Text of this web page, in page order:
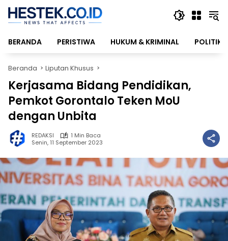
Langsung
konten
BERANDA
PERISTIWA HUKUM & KRIMINAL POLITIK
Beranda Liputan Khusus
Kerjasama Bidang Pendidikan,
Pemkot Gorontalo Teken MoU
dengan Unbita
REDAKSI
1 Min Baca
Senin, 11 September 2023